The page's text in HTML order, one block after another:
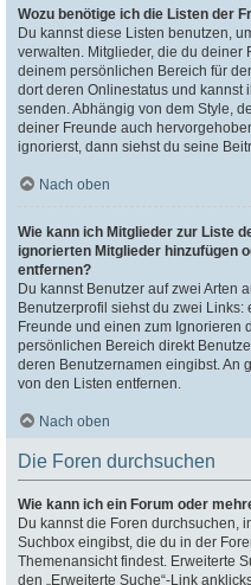
Wozu benötige ich die Listen der
Du kannst diese Listen benutzen,
verwalten. Mitglieder, die du deiner
deinem persönlichen Bereich für
dort deren Onlinestatus und
senden. Abhängig von dem Style,
deiner Freunde auch
ignorierst, dann siehst du seine
Nach oben
Wie kann ich Mitglieder zur Liste
ignorierten Mitglieder hinzufügen
entfernen?
Du kannst Benutzer auf zwei Arten
Benutzerprofil siehst du zwei
Freunde und einen zum Ignorieren
persönlichen Bereich direkt
deren Benutzernamen eingibst. An
von den Listen entfernen.
Nach oben
Die Foren durchsuchen
Wie kann ich ein Forum oder
Du kannst die Foren durchsuchen,
Suchbox eingibst, die du in der
Themenansicht findest. Erweiterte
den „Erweiterte Suche“-Link